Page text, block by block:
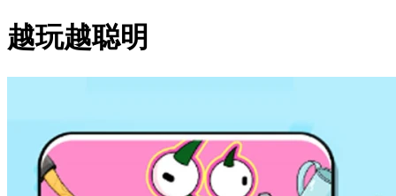
越玩越聪明